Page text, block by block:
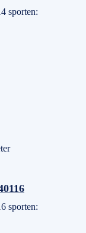
sporten:
sporten: